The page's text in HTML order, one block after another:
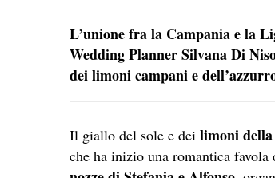
L’unione fra la Campania e la
Wedding Planner Silvana Di
dei limoni campani e
Il giallo del sole e dei limoni
che ha inizio una romantica favola